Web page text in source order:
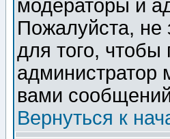
модераторы и
Пожалуйста,
для того, чтобы
администратор
вами
Вернуться к